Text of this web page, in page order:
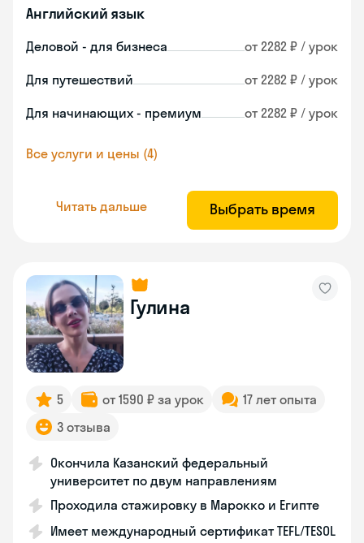
Английский язык
Деловой - для бизнеса от 2282 ₽ / урок
Для путешествий от 2282 ₽ / урок
Для начинающих - премиум от 2282 ₽ / урок
Все услуги и цены (4)
Читать дальше Выбрать время
Гулина
5 от 1590 ₽ за урок
17 лет опыта
3 отзыва
Окончила Казанский федеральный
университет по двум направлениям
Проходила стажировку в Марокко и Египте
Имеет международный сертификат TEFL/TESOL